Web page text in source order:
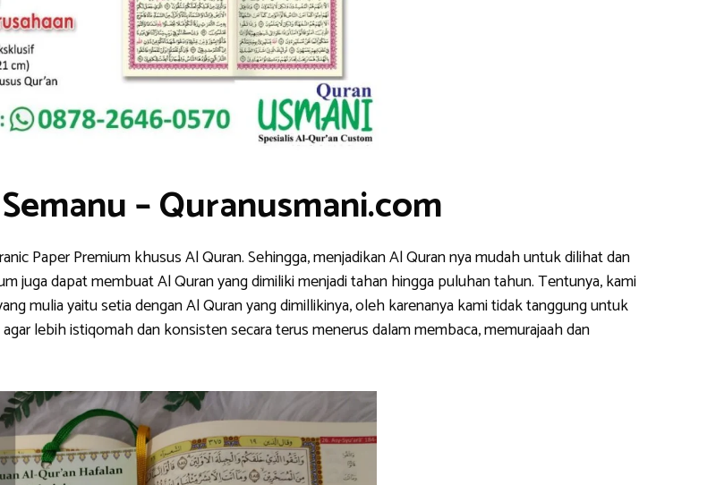
– Quranusmani.com
Paper Premium khusus Al Quran. Sehingga, menjadikan Al Quran nya mudah untuk dilihat dan
juga dapat membuat Al Quran yang dimiliki menjadi tahan hingga puluhan tahun. Tentunya, kami
mulia yaitu setia dengan Al Quran yang dimillikinya, oleh karenanya kami tidak tanggung untuk
lebih istiqomah dan konsisten secara terus menerus dalam membaca, memurajaah dan